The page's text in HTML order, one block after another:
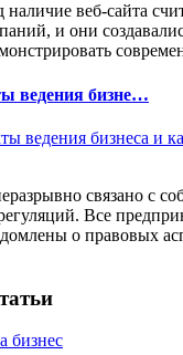
наличие веб-сайта
и они
ведения бизне…
связано с
Все
о правовых
бизнес